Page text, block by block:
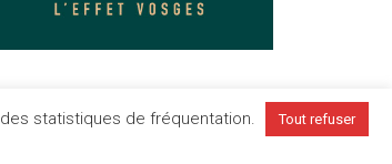
statistiques de fréquentation. Tout refuser